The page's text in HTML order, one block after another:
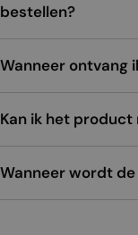
bestellen?
Wanneer ontvang
Kan ik het
Wanneer wordt